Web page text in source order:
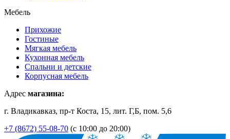
Мебель
Прихожие
Гостиные
Мягкая мебель
Кухонная мебель
Спальни и детские
Корпусная мебель
Адрес магазина:
г. Владикавказ, пр-т Коста, 15, лит. Г,Б, пом. 5,6
+7 (8672) 55-08-70 (с 10:00 до 20:00)